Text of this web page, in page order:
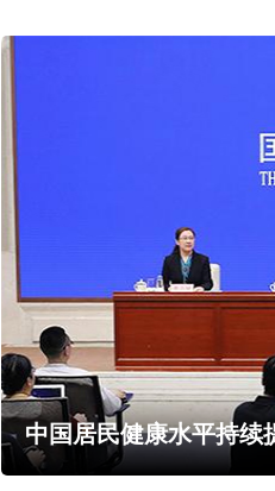
中国居民健康水平持续